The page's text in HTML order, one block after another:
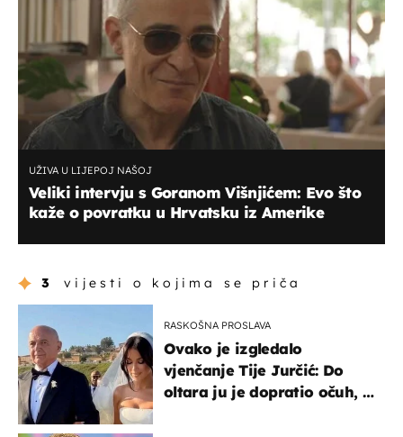
UŽIVA U LIJEPOJ NAŠOJ
Veliki intervju s Goranom Višnjićem: Evo što
kaže o povratku u Hrvatsku iz Amerike
3 vijesti o kojima se priča
RASKOŠNA PROSLAVA
Ovako je izgledalo
vjenčanje Tije Jurčić: Do
oltara ju je dopratio očuh, a